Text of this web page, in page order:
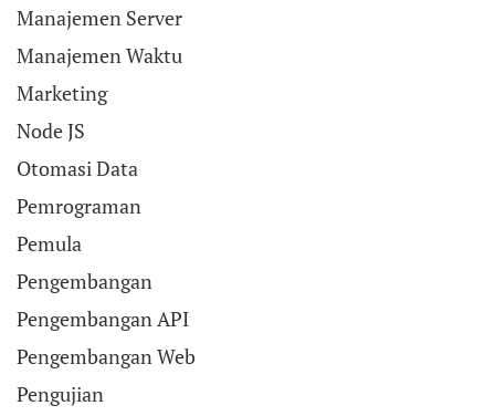
Manajemen Server
Manajemen Waktu
Marketing
Node JS
Otomasi Data
Pemrograman
Pemula
Pengembangan
Pengembangan API
Pengembangan Web
Pengujian